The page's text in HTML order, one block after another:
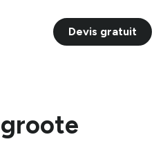
Devis gratuit